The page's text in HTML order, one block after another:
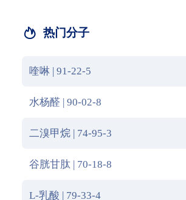
热门分子
喹啉 | 91-22-5
水杨醛 | 90-02-8
二溴甲烷 | 74-95-3
谷胱甘肽 | 70-18-8
L-乳酸 | 79-33-4